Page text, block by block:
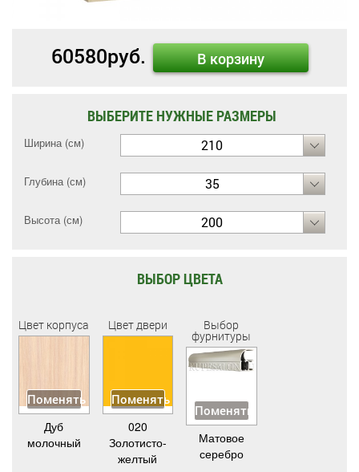
60580руб. В корзину
ВЫБЕРИТЕ НУЖНЫЕ РАЗМЕРЫ
Ширина (см) 210
Глубина (см) 35
Высота (см) 200
ВЫБОР ЦВЕТА
Цвет корпуса
Поменять
Дуб
молочный
Цвет двери
Поменять
020
Золотисто-
желтый
Выбор
фурнитуры
Поменять
Матовое
серебро